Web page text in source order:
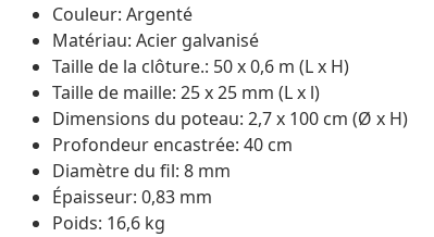
Couleur: Argenté
Matériau: Acier galvanisé
Taille de la clôture.: 50 x 0,6 m (L x H)
Taille de maille: 25 x 25 mm (L x l)
Dimensions du poteau: 2,7 x 100 cm (Ø x H)
Profondeur encastrée: 40 cm
Diamètre du fil: 8 mm
Épaisseur: 0,83 mm
Poids: 16,6 kg